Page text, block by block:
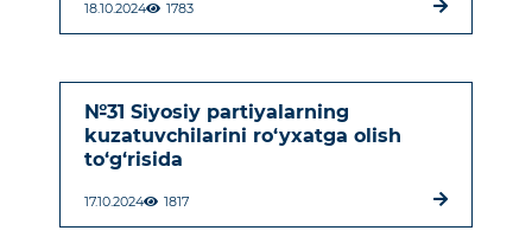
18.10.2024 1783
№31 Siyosiy partiyalarning
kuzatuvchilarini ro‘yxatga olish
to‘g‘risida
17.10.2024 1817